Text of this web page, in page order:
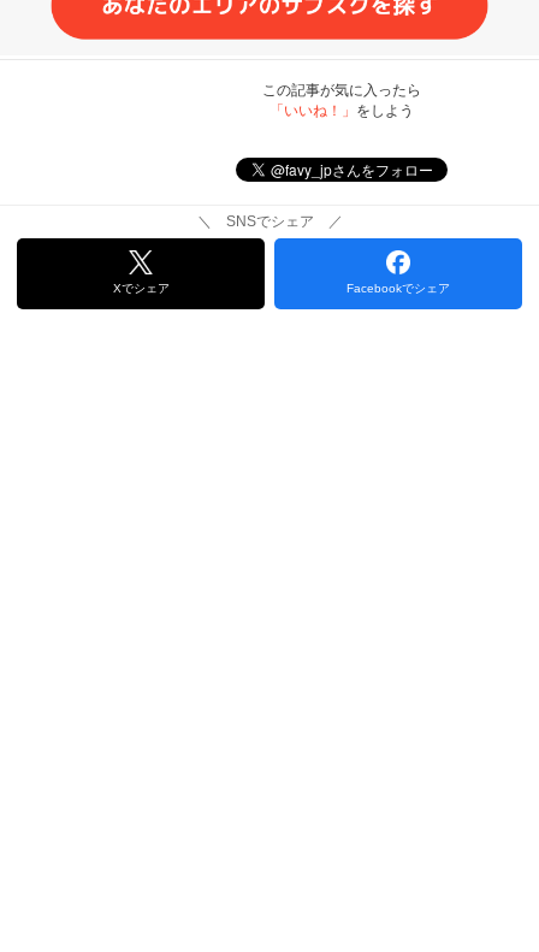
この記事が気に入ったら
「いいね！」 をしよう
＼ SNSでシェア ／
Xでシェア Facebookでシェア